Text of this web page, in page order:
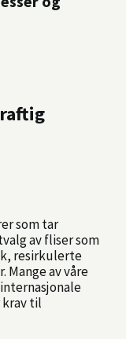
som tar
av fliser som
resirkulerte
av våre
til